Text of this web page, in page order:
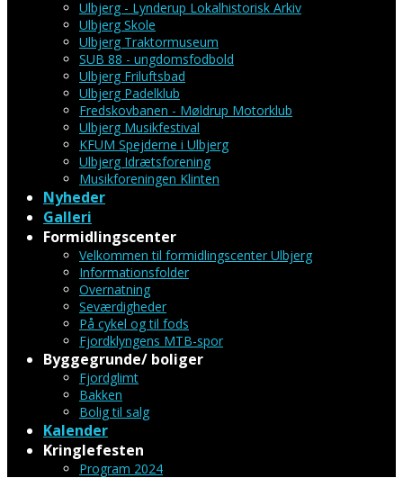
Ulbjerg - Lynderup Lokalhistorisk Arkiv
Ulbjerg Skole
Ulbjerg Traktormuseum
SUB 88 - ungdomsfodbold
Ulbjerg Friluftsbad
Ulbjerg Padelklub
Fredskovbanen - Møldrup Motorklub
Ulbjerg Musikfestival
KFUM Spejderne i Ulbjerg
Ulbjerg Idrætsforening
Musikforeningen Klinten
Nyheder
Galleri
Formidlingscenter
Velkommen til formidlingscenter Ulbjerg
Informationsfolder
Overnatning
Seværdigheder
På cykel og til fods
Fjordklyngens MTB-spor
Byggegrunde/ boliger
Fjordglimt
Bakken
Bolig til salg
Kalender
Kringlefesten
Program 2024